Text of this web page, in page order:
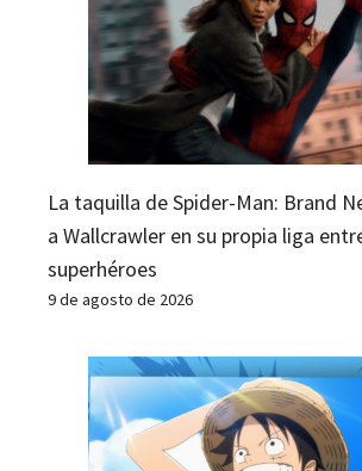
La taquilla de Spider-Man: Brand
a Wallcrawler en su propia liga
superhéroes
9 de agosto de 2026